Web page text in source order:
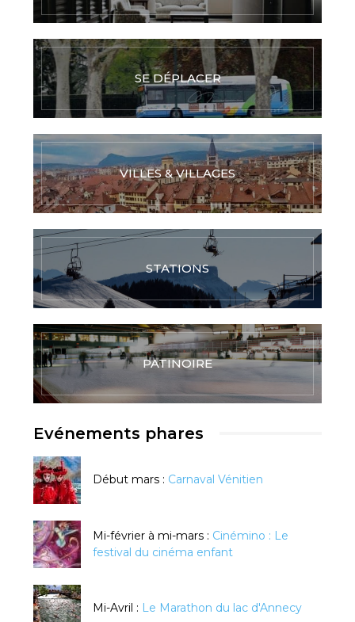
SE DÉPLACER
VILLES & VILLAGES
STATIONS
PATINOIRE
Evénements phares
Début mars : Carnaval Vénitien
Mi-février à mi-mars : Cinémino : Le
festival du cinéma enfant
Mi-Avril : Le Marathon du lac d'Annecy